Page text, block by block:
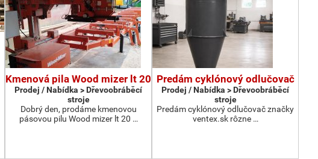
Kmenová pila Wood mizer lt 20
Prodej / Nabídka > Dřevoobráběcí
stroje
Dobrý den, prodáme kmenovou
pásovou pilu Wood mizer lt 20 …
Predám cyklónový odlučovač
Prodej / Nabídka > Dřevoobráběcí
stroje
Predám cyklónový odlučovač značky
ventex.sk rôzne …